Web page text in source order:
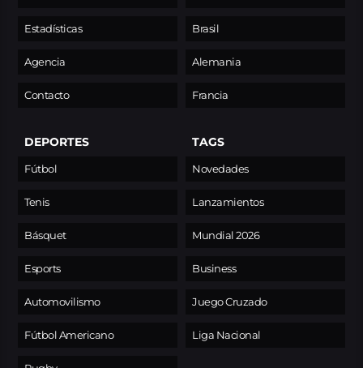
Estadísticas
Agencia
Contacto
Brasil
Alemania
Francia
DEPORTES
Fútbol
Tenis
Básquet
Esports
Automovilismo
Fútbol Americano
TAGS
Novedades
Lanzamientos
Mundial 2026
Business
Juego Cruzado
Liga Nacional